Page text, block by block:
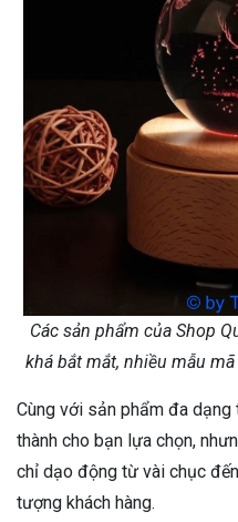
Các sản phẩm của Shop
khá bắt mắt, nhiều mẫu
Cùng với sản phẩm đa dạng
thành cho bạn lựa chọn,
chỉ dạo động từ vài chục
tượng khách hàng.